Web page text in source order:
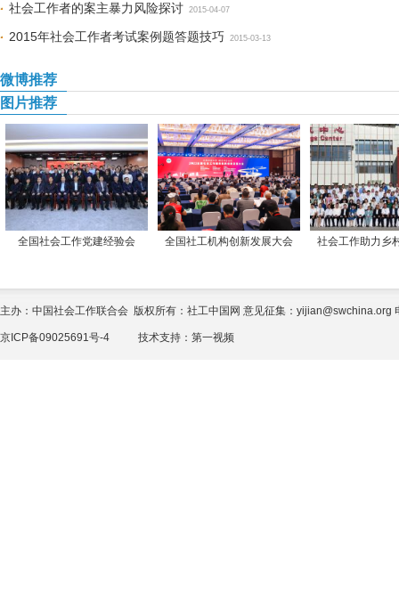
社会工作者的案主暴力风险探讨 2015-04-07
2015年社会工作者考试案例题答题技巧 2015-03-13
微博推荐
图片推荐
全国社会工作党建经验会 全国社工机构创新发展大会 社会工作助力乡
主办：中国社会工作联合会 版权所有：社工中国网 意见征集：yijian@swchina.org
京ICP备09025691号-4 技术支持： 第一视频